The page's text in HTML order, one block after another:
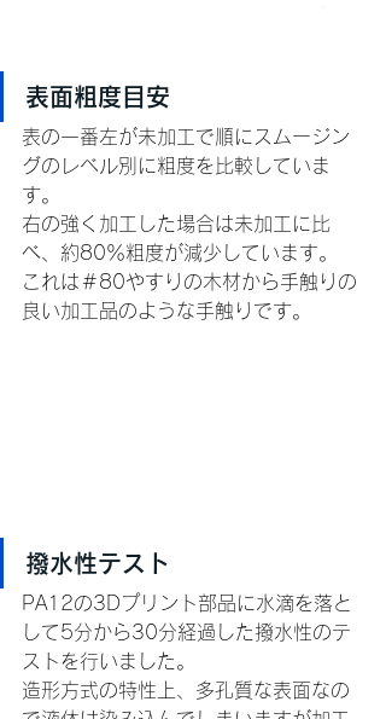
表面粗度目安
表の一番左が未加工で順にスムージン
グのレベル別に粗度を比較していま
す。
右の強く加工した場合は未加工に比
べ、約80％粗度が減少しています。
これは＃80やすりの木材から手触りの
良い加工品のような手触りです。
撥水性テスト
PA12の3Dプリント部品に水滴を落と
して5分から30分経過した撥水性のテ
ストを行いました。
造形方式の特性上、多孔質な表面なの